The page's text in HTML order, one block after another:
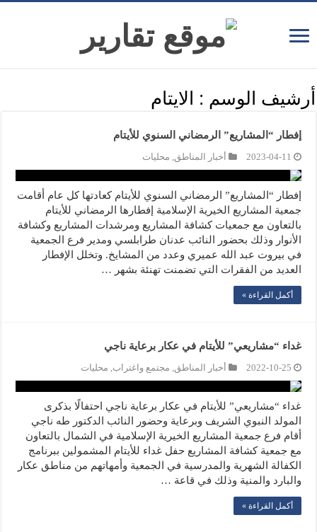
أرشيف الوسم : الايتام
إفطار “المشاريع” الرمضاني السنوي للأيتام
2023-04-11 أخبار المناطق محليات
إفطار “المشاريع” الرمضاني السنوي للأيتام كعادتها كل عام أقامت
جمعية المشاريع الخيرية الإسلامية إفطارها الرمضاني للأيتام
بالتعاون مع جمعيات كشافة المشاريع ومرشدات المشاريع وكشافة
الأنوار وذلك بحضور النائب عدنان طرابلسي ومدير فرع الجمعية
في بيروت عبد الله عميري وعدد من المشايخ. وتخلل الإفطار
العديد من الفقرات التي تضمنت تهنئة بشهر …
أكمل القراءة »
غداء “مشاريعي” للأيتام في عكار برعاية ناجي
2022-10-25 أخبار المناطق مجتمع واغتراب محليات
غداء “مشاريعي” للأيتام في عكار برعاية ناجي احتفالًا بذكرى
المولد النبوي الشريف وبرعاية وحضور النائب الدكتور طه ناجي
أقام فرع جمعية المشاريع الخيرية الإسلامية في الشمال بالتعاون
مع جمعية كشافة المشاريع حفل غداء للأيتام المشمولين ببرنامج
الكفالة الشهرية والمدرسية في الجمعية وأمهاتهم من مناطق عكار
والبارد والمنية وذلك في قاعة …
أكمل القراءة »